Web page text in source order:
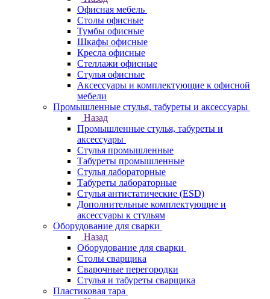
Офисная мебель
Столы офисные
Тумбы офисные
Шкафы офисные
Кресла офисные
Стеллажи офисные
Стулья офисные
Аксессуары и комплектующие к офисной
мебели
Промышленные стулья, табуреты и аксессуары
Назад
Промышленные стулья, табуреты и
аксессуары
Стулья промышленные
Табуреты промышленные
Стулья лабораторные
Табуреты лабораторные
Стулья антистатические (ESD)
Дополнительные комплектующие и
аксессуары к стульям
Оборудование для сварки
Назад
Оборудование для сварки
Столы сварщика
Сварочные перегородки
Стулья и табуреты сварщика
Пластиковая тара